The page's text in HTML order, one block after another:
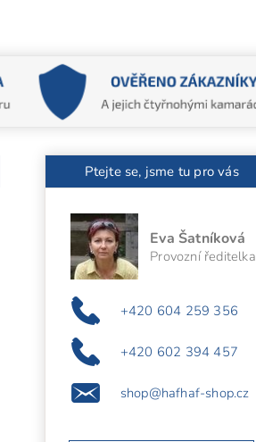
Ptejte se, jsme tu pro vás
Eva Šatníková
Provozní ředitelka
+420 604 259 356
+420 602 394 457
shop@hafhaf-shop.cz